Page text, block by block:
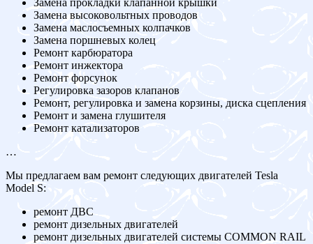
Замена прокладки клапанной крышки
Замена высоковольтных проводов
Замена маслосъемных колпачков
Замена поршневых колец
Ремонт карбюратора
Ремонт инжектора
Ремонт форсунок
Регулировка зазоров клапанов
Ремонт, регулировка и замена корзины, диска сцепления
Ремонт и замена глушителя
Ремонт катализаторов
…
Мы предлагаем вам ремонт следующих двигателей Tesla
Model S:
ремонт ДВС
ремонт дизельных двигателей
ремонт дизельных двигателей системы COMMON RAIL